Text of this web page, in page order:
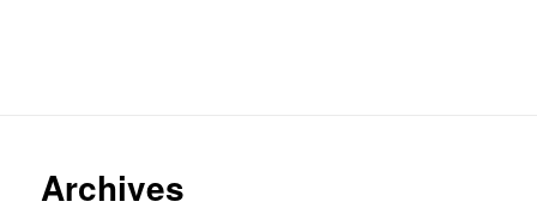
Archives